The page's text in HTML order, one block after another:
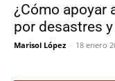
¿Cómo apoyar
por desastres
Marisol López - 18 enero